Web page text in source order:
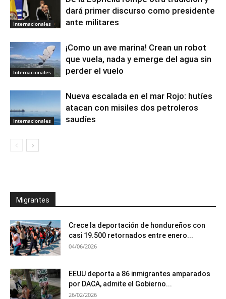
Internacionales
dará primer discurso como presidente
ante militares
Internacionales
¡Como un ave marina! Crean un robot
que vuela, nada y emerge del agua sin
perder el vuelo
Internacionales
Nueva escalada en el mar Rojo: hutíes
atacan con misiles dos petroleros
saudíes
Migrantes
Crece la deportación de hondureños con
casi 19.500 retornados entre enero...
04/06/2026
EEUU deporta a 86 inmigrantes amparados
por DACA, admite el Gobierno...
26/02/2026